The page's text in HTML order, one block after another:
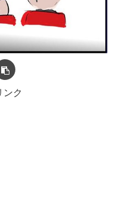
ンク